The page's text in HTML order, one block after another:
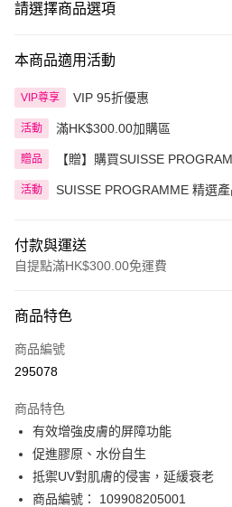
請選擇商品選項
本商品適用活動
VIP尊享 VIP 95折優惠
活動 滿HK$300.00加購區
贈品
【贈】購買SUISSE
活動 SUISSE PROGRAMME 精選
付款與運送
自提點滿HK$300.00免運費
信用卡
Apple Pay
PayMe
WeChat Pay
BoC Pay
商品特色
商品編號
295078
商品特色
有效增強皮膚的屏障功能
促進膠原、水份自生
抵禦UV對肌膚的侵害，延緩衰老
商品編號： 109908205001